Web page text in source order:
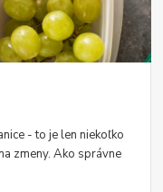
- to je len niekoľko
zmeny. Ako správne